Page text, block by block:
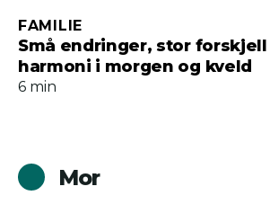
Små endringer, stor forskjell
harmoni i morgen og kveld
FAMILIE
6 min
Mor